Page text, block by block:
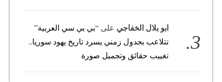
ابو بلال الخفاجي على“بي بي سي العربية”
تتلاعب بجدول زمني يسرد تاريخ يهود سوريا..
تغييب حقائق وتجميل صورة